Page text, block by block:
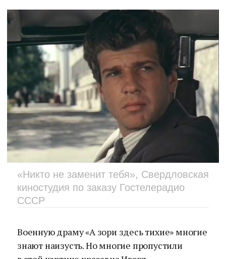
«Никто не заменит тебя», Свердловская
киностудия по заказу Гостелерадио
СССР
Военную драму «А зори здесь тихие» многие
знают наизусть. Но многие пропустили